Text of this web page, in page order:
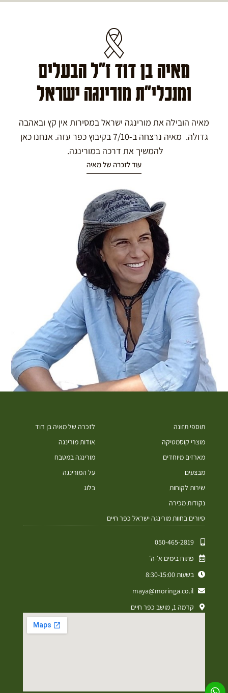
מאיה בן דוד ז"ל הבעלים
ומנכלי"ת מורינגה ישראל
מאיה הובילה את מורינגה ישראל במסירות אין קץ ובאהבה
גדולה. מאיה נרצחה ב-7/10 בקיבוץ כפר עזה. אנחנו כאן
להמשיך את דרכה במורינגה.
עוד לזכרה של מאיה
תוספי תזונה
מוצרי קוסמטיקה
מארזים מיוחדים
מבצעים
שירות לקוחות
נקודות מכירה
סיורים בחוות מורינגה ישראל כפר חיים
לזכרה של מאיה בן דוד
אודות מורינגה
מורינגה במטבח
על המורינגה
בלוג
050-465-2819⁩
פתוח בימים א׳-ה׳
בשעות 8:30-15:00
maya@moringa.co.il
קדמה 1, מושב כפר חיים